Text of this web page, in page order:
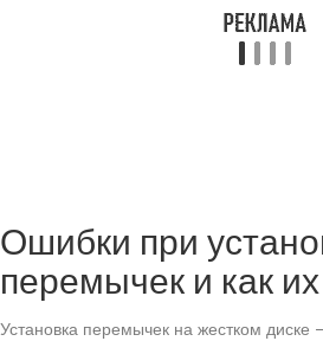
Ошибки при
перемычек и как
Установка перемычек на жестком